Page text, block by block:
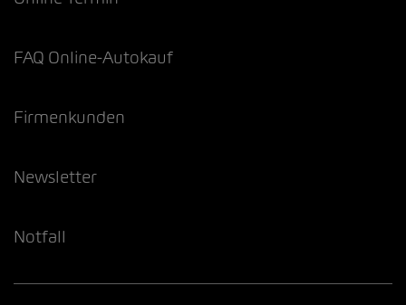
FAQ Online-Autokauf
Firmenkunden
Newsletter
Notfall